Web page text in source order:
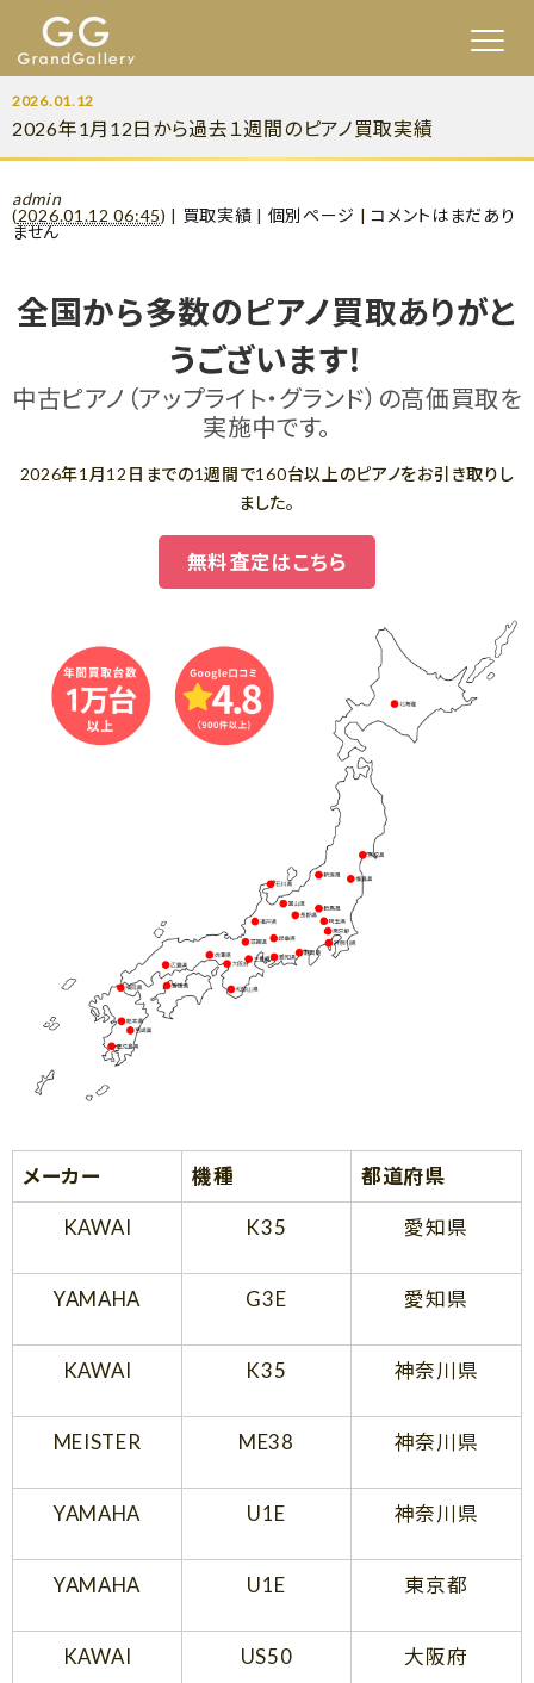
2026.01.12
2026年1月12日から過去１週間のピアノ買取実績
admin
(2026.01.12 06:45) | 買取実績 | 個別ページ |コメントはまだあり
ません
全国から多数のピアノ買取ありがと
うございます！
中古ピアノ（アップライト・グランド）の高価買取を
実施中です。
2026年1月12日までの1週間で160台以上のピアノをお引き取りし
ました。
無料査定はこちら
メーカー 機種 都道府県
KAWAI K35 愛知県
YAMAHA G3E 愛知県
KAWAI K35 神奈川県
MEISTER ME38 神奈川県
YAMAHA U1E 神奈川県
YAMAHA U1E 東京都
KAWAI US50 大阪府